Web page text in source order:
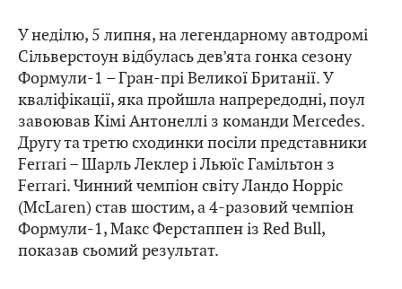
У неділю, 5 липня, на легендарному автодромі
Сільверстоун відбулась дев’ята гонка сезону
Формули-1 – Гран-прі Великої Британії. У
кваліфікації, яка пройшла напрередодні, поул
завоював Кімі Антонеллі з команди Mercedes.
Другу та третю сходинки посіли представники
Ferrari – Шарль Леклер і Льюїс Гамільтон з
Ferrari. Чинний чемпіон світу Ландо Норріс
(McLaren) став шостим, а 4-разовий чемпіон
Формули-1, Макс Ферстаппен із Red Bull,
показав сьомий результат.